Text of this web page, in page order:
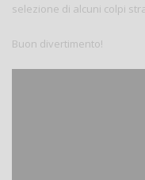
selezione di alcuni colpi
Buon divertimento!